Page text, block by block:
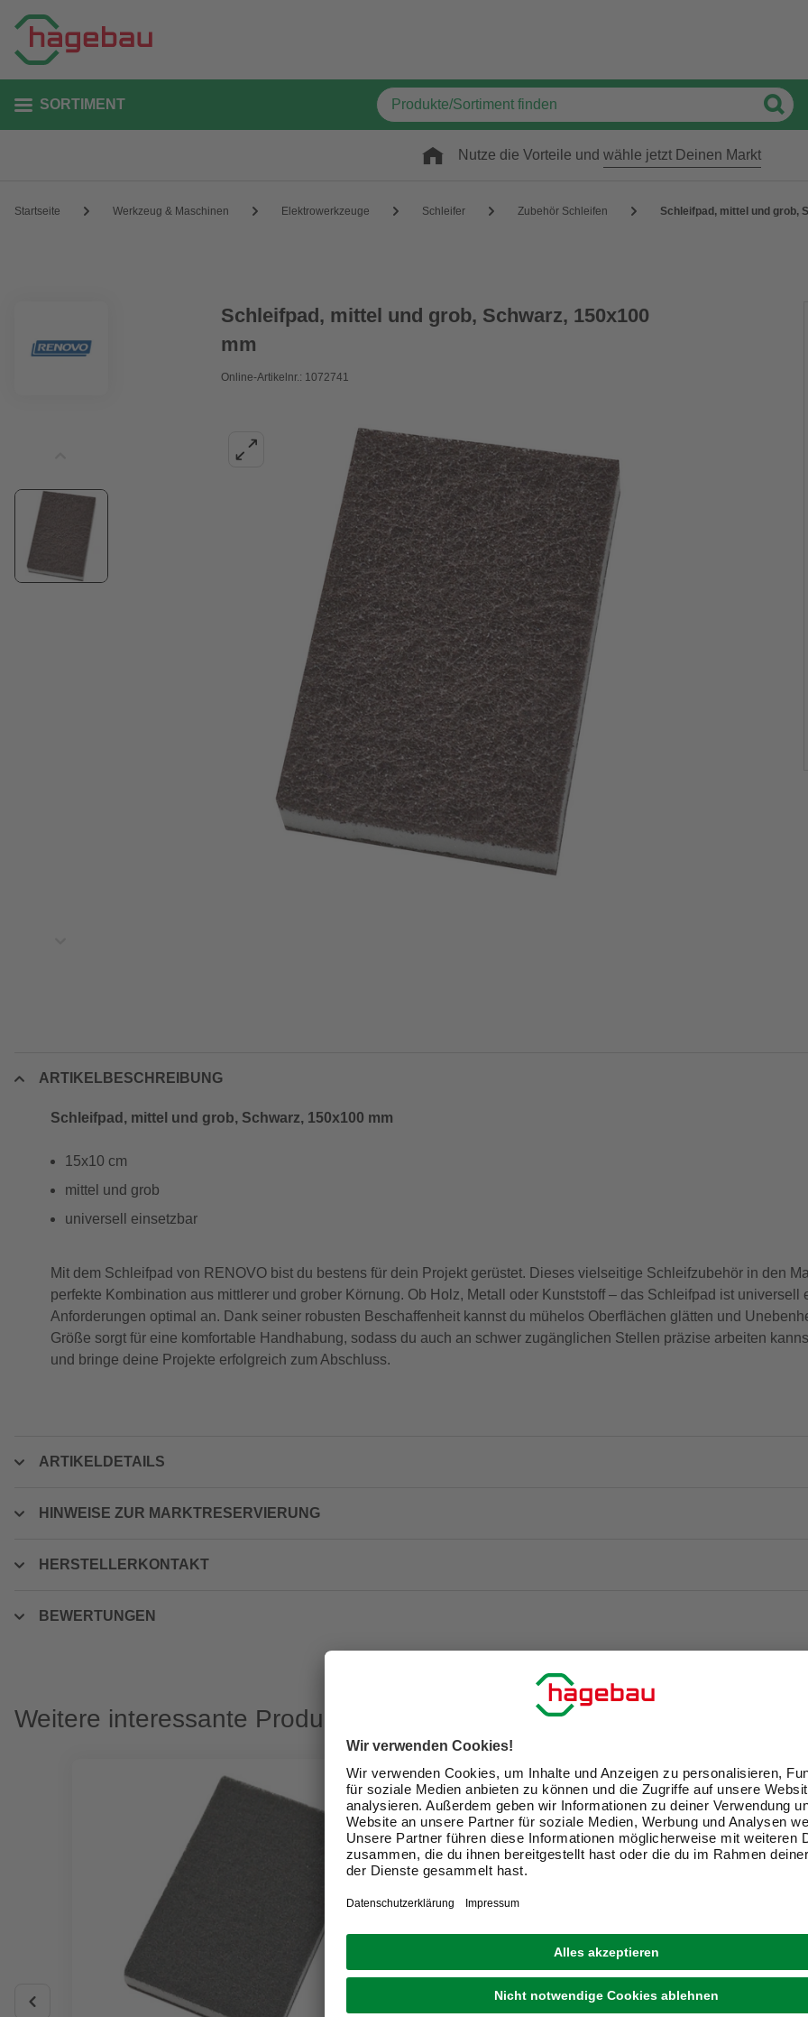
SORTIMENT
Nutze die Vorteile und wähle jetzt Deinen Markt
Startseite Werkzeug & Maschinen Elektrowerkzeuge Schleifer Zubehör Schleifen Schleifpad, mittel und grob,
Schleifpad, mittel und grob, Schwarz, 150x100
mm
Online-Artikelnr.: 1072741
ARTIKELBESCHREIBUNG
Schleifpad, mittel und grob, Schwarz, 150x100 mm
15x10 cm
mittel und grob
universell einsetzbar
Mit dem Schleifpad von RENOVO bist du bestens für dein Projekt gerüstet. Dieses vielseitige Schleifzubehör in den
perfekte Kombination aus mittlerer und grober Körnung. Ob Holz, Metall oder Kunststoff – das Schleifpad ist universell
Anforderungen optimal an. Dank seiner robusten Beschaffenheit kannst du mühelos Oberflächen glätten und
Größe sorgt für eine komfortable Handhabung, sodass du auch an schwer zugänglichen Stellen präzise arbeiten
und bringe deine Projekte erfolgreich zum Abschluss.
ARTIKELDETAILS
HINWEISE ZUR MARKTRESERVIERUNG
HERSTELLERKONTAKT
BEWERTUNGEN
Weitere interessante Produkte